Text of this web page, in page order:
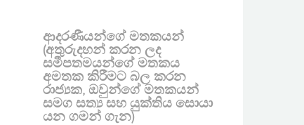
ආදරණීයන්ගේ මතකයන්
(අතුරුදහන් කරන ලද
සමීපතමයන්ගේ මතකය
අමතක කිරීමට බල කරන
රාජ්‍යක, ඔවුන්ගේ මතකයන්
සමග සත්‍ය සහ යුක්තිය සොයා
යන ගමන් ගැන)